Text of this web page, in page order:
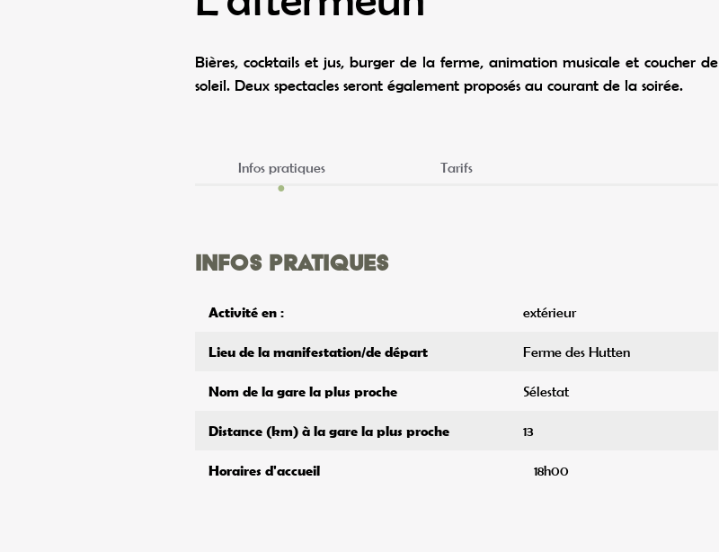
Bières, cocktails et jus, burger de la ferme, animation musicale et coucher de
soleil. Deux spectacles seront également proposés au courant de la soirée.
Infos pratiques Tarifs
Infos pratiques
Activité en : extérieur
Lieu de la manifestation/de départ Ferme des Hutten
Nom de la gare la plus proche Sélestat
Distance (km) à la gare la plus proche 13
Horaires d'accueil 18h00